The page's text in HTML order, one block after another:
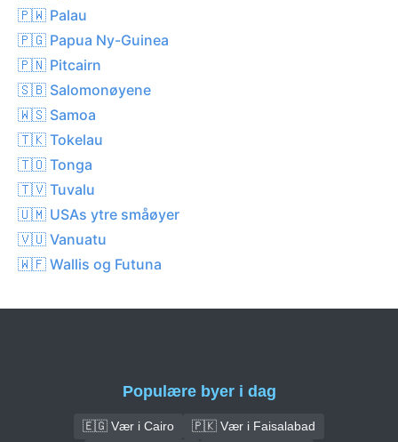
🇵🇼 Palau
🇵🇬 Papua Ny-Guinea
🇵🇳 Pitcairn
🇸🇧 Salomonøyene
🇼🇸 Samoa
🇹🇰 Tokelau
🇹🇴 Tonga
🇹🇻 Tuvalu
🇺🇲 USAs ytre småøyer
🇻🇺 Vanuatu
🇼🇫 Wallis og Futuna
Populære byer i dag
🇪🇬 Vær i Cairo
🇵🇰 Vær i Faisalabad